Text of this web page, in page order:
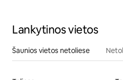
Lankytinos vietos
Šaunios vietos netoliese